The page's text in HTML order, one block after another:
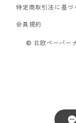
デコパージュ用品
食器・カトラリー柄
カクテルサイズ
ランチサイズ
ドイツ製 PAW/パウ
ドイツ製 Home
3Dデコパージュ
ポスター・カレンダ
デコパージュ用品
特定商取引法に基づ
会員規約
© 北欧ペーパー